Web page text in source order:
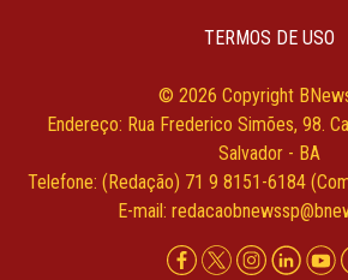
TERMOS DE USO
© 2026 Copyright
Endereço: Rua Frederico Simões, 98.
Salvador - BA
Telefone: (Redação) 71 9 8151-6184
E-mail: